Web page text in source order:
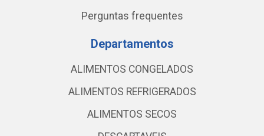
Perguntas frequentes
Departamentos
ALIMENTOS CONGELADOS
ALIMENTOS REFRIGERADOS
ALIMENTOS SECOS